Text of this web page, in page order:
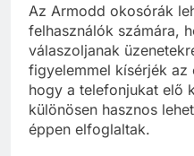
Az Armodd okosórák
felhasználók számára,
válaszoljanak
figyelemmel kísérjék az
hogy a telefonjukat elő
különösen hasznos
éppen elfoglaltak.